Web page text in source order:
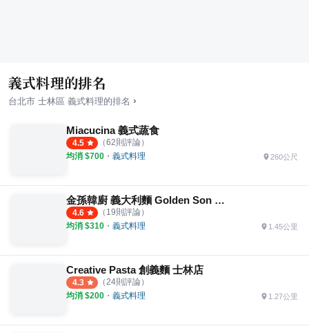
義式料理的排名
台北市 士林區 義式料理的排名 ›
Miacucina 義式蔬食
4.5 （62則評論）
均消 $700 ・ 義式料理 260公尺
金孫韓廚 義大利麵 Golden Son Korea Pasta
4.6 （ 19則評論）
均消 $310 ・ 義式料理 1.45公里
Creative Pasta 創義麵 士林店
4.3 （24則評論）
均消 $200 ・ 義式料理 1.27公里